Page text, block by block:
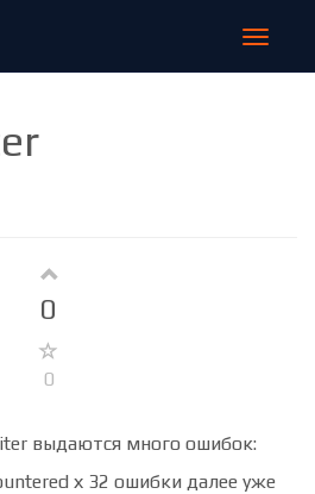
Toggle
0
0
выдаются много ошибок:
х 32 ошибки далее уже